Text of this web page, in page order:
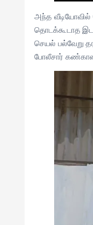
அந்த வீடியோவில்
தொடக்கூடாத
செயல் பல்வேறு
போலீசார்